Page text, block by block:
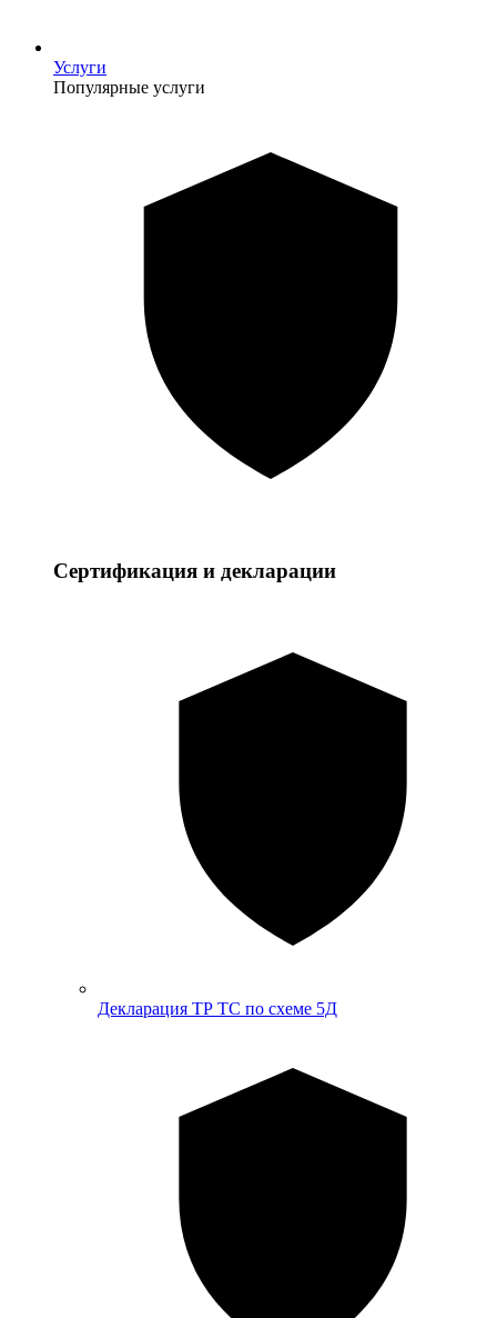
Услуги
Популярные услуги
Сертификация и декларации
Декларация ТР ТС по схеме 5Д